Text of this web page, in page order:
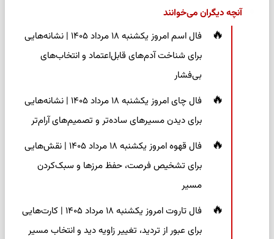
آنچه دیگران می‌خوانند
فال اسم امروز یکشنبه ۱۸ مرداد ۱۴۰۵ | نشانه‌هایی
برای شناخت آدم‌های قابل‌اعتماد و انتخاب‌های
بی‌فشار
فال چای امروز یکشنبه ۱۸ مرداد ۱۴۰۵ | نشانه‌هایی
برای دیدن مسیرهای ساده‌تر و تصمیم‌های آرام‌تر
فال قهوه امروز یکشنبه ۱۸ مرداد ۱۴۰۵ | نقش‌هایی
برای تشخیص فرصت، حفظ مرزها و سبک‌کردن
مسیر
فال تاروت امروز یکشنبه ۱۸ مرداد ۱۴۰۵ | کارت‌هایی
برای عبور از تردید، تغییر زاویه دید و انتخاب مسیر